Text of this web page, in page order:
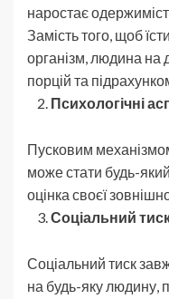
наростає
Замість того, щоб
організм, людина на
порцій та
Психологічні
Пусковим
може стати будь-
оцінка своєї
Соціальний
Соціальний тиск
на будь-яку людину,